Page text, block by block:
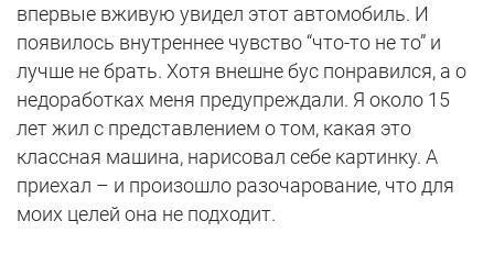
впервые вживую увидел этот автомобиль. И
появилось внутреннее чувство “что-то не то” и
лучше не брать. Хотя внешне бус понравился, а о
недоработках меня предупреждали. Я около 15
лет жил с представлением о том, какая это
классная машина, нарисовал себе картинку. А
приехал – и произошло разочарование, что для
моих целей она не подходит.